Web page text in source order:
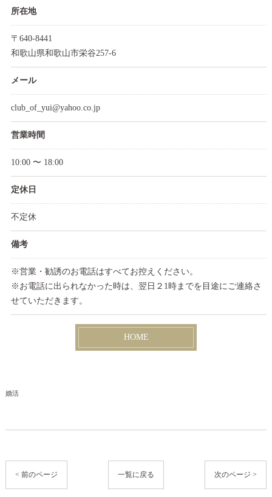
所在地
〒640-8441
和歌山県和歌山市栄谷257-6
メール
club_of_yui@yahoo.co.jp
営業時間
10:00 〜 18:00
定休日
不定休
備考
※営業・勧誘のお電話はすべてお控えください。
※お電話に出られなかった時は、翌日２1時までを目途にご連絡さ
せていただきます。
HOME
婚活
< 前のページ 一覧に戻る 次のページ >